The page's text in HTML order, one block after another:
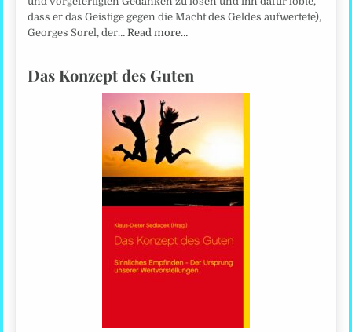
dass er das Geistige gegen die Macht des Geldes aufwertete),
Georges Sorel, der…Read more…
Das Konzept des Guten